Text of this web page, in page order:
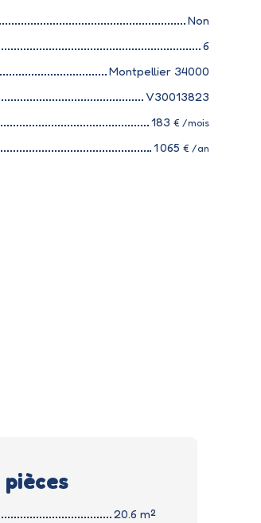
Non
6
Montpellier 34000
V30013823
183 € /mois
1 065 € /an
pièces
20.6 m²